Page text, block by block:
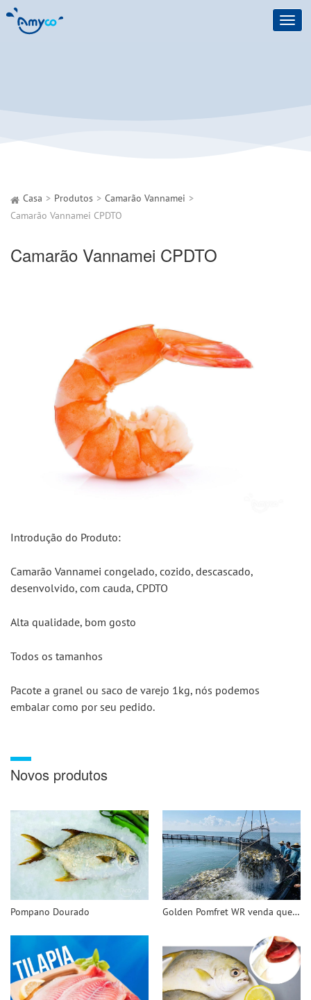
Casa Produtos
Camarão Vannamei
Camarão Vannamei CPDTO
Camarão Vannamei CPDTO
Introdução do Produto:
Camarão Vannamei congelado, cozido, descascado,
desenvolvido, com cauda, CPDTO
Alta qualidade, bom gosto
Todos os tamanhos
Pacote a granel ou saco de varejo 1kg, nós podemos
embalar como por seu pedido.
Novos produtos
Pompano Dourado Golden Pomfret WR venda quente